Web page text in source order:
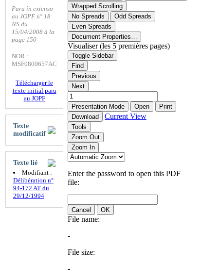
Paru in extenso
au JOPF n° 18
NS du
15/04/2008 à la
page 150
NOR :
MSF0800657AC
Télécharger le
texte initial paru
au JOPF
Texte
modificatif
Texte lié
Modifiant :
Délibération n°
94-172 AT du
29/12/1994
Wrapped Scrolling
No Spreads
Odd Spreads
Even Spreads
Document Properties…
Visualiser (les 5 premières pages)
Toggle Sidebar
Find
Previous
Next
Presentation Mode Open
Print
Download
Current View
Tools
Zoom Out
Zoom In
Enter the password to open this PDF
file:
Cancel OK
File name:
-
File size:
-